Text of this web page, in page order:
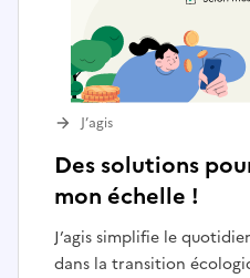
Des solutions
mon échelle !
J’agis simplifie le
dans la transition
J’agis